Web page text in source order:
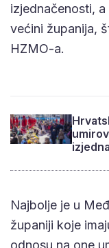
izjednačenosti,
većini županija,
HZMO-a.
Najbolje je u
županiji koje